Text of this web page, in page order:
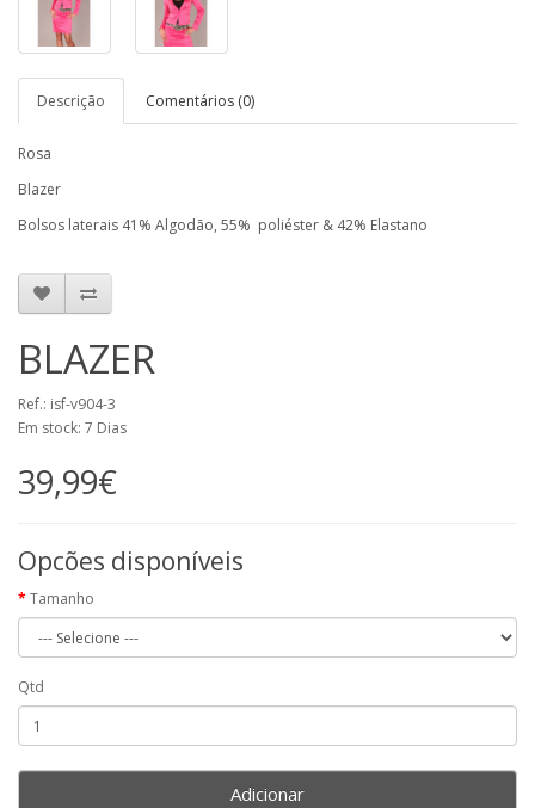
Descrição Comentários (0)
Rosa
Blazer
Bolsos laterais 41% Algodão, 55% poliéster & 42% Elastano
BLAZER
Ref.: isf-v904-3
Em stock: 7 Dias
39,99€
Opcões disponíveis
Tamanho
Qtd
Adicionar